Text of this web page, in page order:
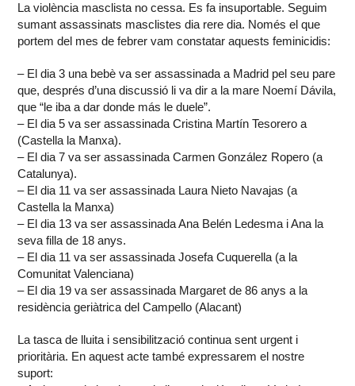
La violència masclista no cessa. Es fa insuportable. Seguim
sumant assassinats masclistes dia rere dia. Només el que
portem del mes de febrer vam constatar aquests feminicidis:
– El dia 3 una bebè va ser assassinada a Madrid pel seu pare
que, després d’una discussió li va dir a la mare Noemí Dávila,
que “le iba a dar donde más le duele”.
– El dia 5 va ser assassinada Cristina Martín Tesorero a
(Castella la Manxa).
– El dia 7 va ser assassinada Carmen González Ropero (a
Catalunya).
– El dia 11 va ser assassinada Laura Nieto Navajas (a
Castella la Manxa)
– El dia 13 va ser assassinada Ana Belén Ledesma i Ana la
seva filla de 18 anys.
– El dia 11 va ser assassinada Josefa Cuquerella (a la
Comunitat Valenciana)
– El dia 19 va ser assassinada Margaret de 86 anys a la
residència geriàtrica del Campello (Alacant)
La tasca de lluita i sensibilització continua sent urgent i
prioritària. En aquest acte també expressarem el nostre
suport: